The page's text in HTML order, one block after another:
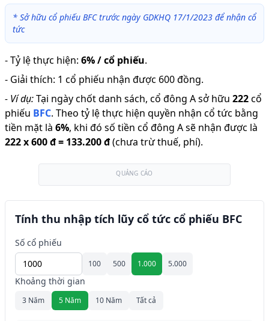
* Sở hữu cổ phiếu BFC trước ngày GDKHQ 17/1/2023 để nhận cổ
tức
-Tỷ lệ thực hiện: 6% / cổ phiếu.
- Giải thích: 1 cổ phiếu nhận được 600 đồng.
- Ví dụ:Tại ngày chốt danh sách, cổ đông A sở hữu 222cổ
phiếu BFC. Theo tỷ lệ thực hiện quyền nhận cổ tức bằng
tiền mặt là 6%, khi đó số tiền cổ đông A sẽ nhận được là
222x600 đ= 133.200 đ(chưa trừ thuế, phí).
QUẢNG CÁO
Tính thu nhập tích lũy cổ tức cổ phiếu BFC
Số cổ phiếu
100 500 1.000 5.000
Khoảng thời gian
3 Năm 5 Năm 10 Năm Tất cả